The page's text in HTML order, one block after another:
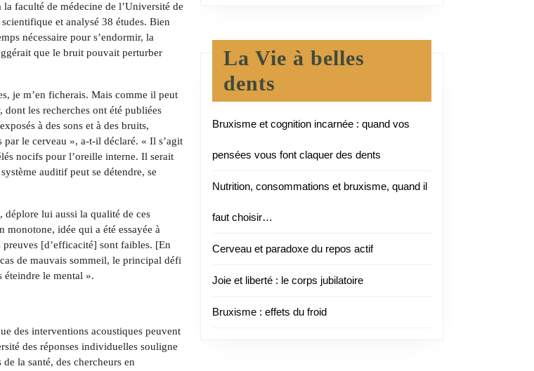
faculté de médecine de l’Université de
et analysé 38 études. Bien
nécessaire pour s’endormir, la
que le bruit pouvait perturber
je m’en ficherais. Mais comme il peut
, dont les recherches ont été publiées
à des sons et à des bruits,
le cerveau », a-t-il déclaré. « Il s’agit
nocifs pour l’oreille interne. Il serait
auditif peut se détendre, se
déplore lui aussi la qualité de ces
idée qui a été essayée à
[d’efficacité] sont faibles. [En
de mauvais sommeil, le principal défi
éteindre le mental ».
des interventions acoustiques peuvent
des réponses individuelles souligne
la santé, des chercheurs en
La Vie à belles
dents
Bruxisme et cognition incarnée : quand vos
pensées vous font claquer des dents
Nutrition, consommations et bruxisme, quand il
faut choisir…
Cerveau et paradoxe du repos actif
Joie et liberté : le corps jubilatoire
Bruxisme : effets du froid